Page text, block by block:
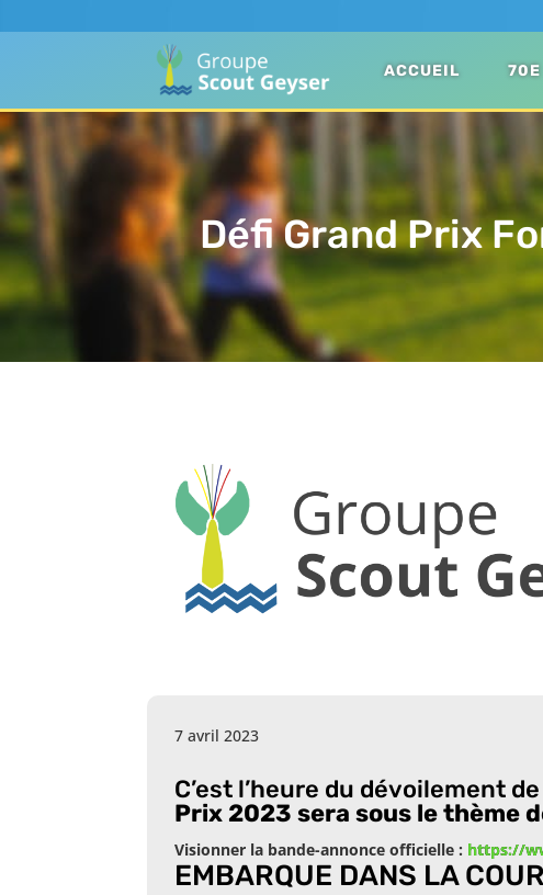
ACCUEIL 70E
Défi Grand Prix
7 avril 2023
C’est l’heure du dévoilement
Prix 2023 sera sous le thème
Visionner la bande-annonce officielle : https://
EMBARQUE DANS LA